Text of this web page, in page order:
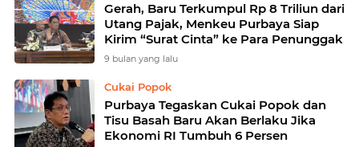
Gerah, Baru Terkumpul Rp 8 Triliun dari
Utang Pajak, Menkeu Purbaya Siap
Kirim “Surat Cinta” ke Para Penunggak
9 bulan yang lalu
Cukai Popok
Purbaya Tegaskan Cukai Popok dan
Tisu Basah Baru Akan Berlaku Jika
Ekonomi RI Tumbuh 6 Persen